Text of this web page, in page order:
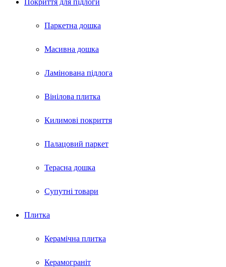
Покриття для пiдлоги
Паркетна дошка
Масивна дошка
Ламінована підлога
Вінілова плитка
Килимові покриття
Палацовий паркет
Терасна дошка
Супутні товари
Плитка
Керамічна плитка
Керамограніт